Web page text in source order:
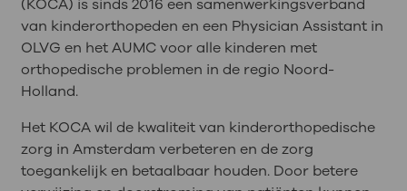
(KOCA) is sinds 2016 een samenwerkingsverband
van kinderorthopeden en een Physician Assistant in
OLVG en het AUMC voor alle kinderen met
orthopedische problemen in de regio Noord-
Holland.
Het KOCA wil de kwaliteit van kinderorthopedische
zorg in Amsterdam verbeteren en de zorg
toegankelijk en betaalbaar houden. Door betere